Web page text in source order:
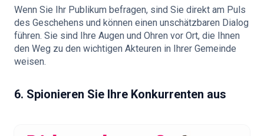
Wenn Sie Ihr Publikum befragen, sind Sie direkt am Puls
des Geschehens und können einen unschätzbaren Dialog
führen. Sie sind Ihre Augen und Ohren vor Ort, die Ihnen
den Weg zu den wichtigen Akteuren in Ihrer Gemeinde
weisen.
6. Spionieren Sie Ihre Konkurrenten aus